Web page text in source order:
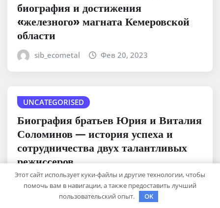
биография и достижения
«железного» магната Кемеровской
области
sib_ecometal Фев 20, 2023
UNCATEGORISED
Биография братьев Юрия и Виталия
Соломинов — история успеха и
сотрудничества двух талантливых
режиссеров
sib_ecometal Фев 20, 2023
Этот сайт использует куки-файлы и другие технологии, чтобы
помочь вам в навигации, а также предоставить лучший
пользовательский опыт.
OK